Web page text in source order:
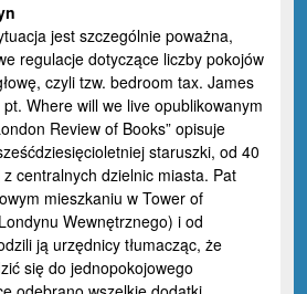
jest szczególnie poważna,
regulacje dotyczące liczby pokojów
czyli tzw. bedroom tax. James
Where will we live opublikowanym
Review of Books” opisuje
staruszki, od 40
centralnych dzielnic miasta. Pat
mieszkaniu w Tower of
Wewnętrznego) i od
ją urzędnicy tłumacząc, że
się do jednopokojowego